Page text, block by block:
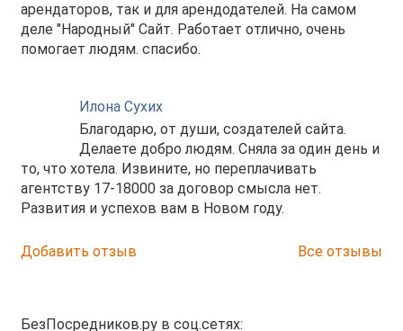
арендаторов, так и для арендодателей. На самом
деле "Народный" Сайт. Работает отлично, очень
помогает людям. спасибо.
Илона Сухих
Благодарю, от души, создателей сайта.
Делаете добро людям. Сняла за один день и
то, что хотела. Извините, но переплачивать
агентству 17-18000 за договор смысла нет.
Развития и успехов вам в Новом году.
Добавить отзыв Все отзывы
БезПосредников.ру в соц.сетях: